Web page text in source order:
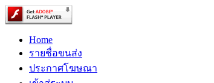
Home
รายชื่อขนส่ง
ประกาศโฆษณา